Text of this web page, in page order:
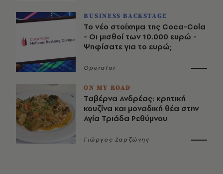
BUSINESS BACKSTAGE
Το νέο στοίχημα της Coca-Cola
- Οι μισθοί των 10.000 ευρώ -
Ψηφίσατε για το ευρώ;
Operator
ON MY ROAD
Ταβέρνα Ανδρέας: κρητική
κουζίνα και μοναδική θέα στην
Αγία Τριάδα Ρεθύμνου
Γιώργος Ζαρζώνης